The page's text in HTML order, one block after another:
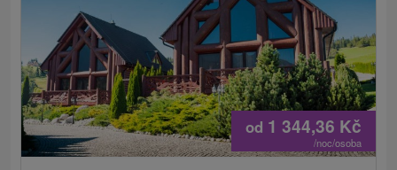
od 1 344,36 Kč
/noc/osoba